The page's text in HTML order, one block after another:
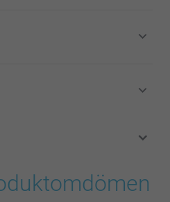
(SEK), inklusive moms och